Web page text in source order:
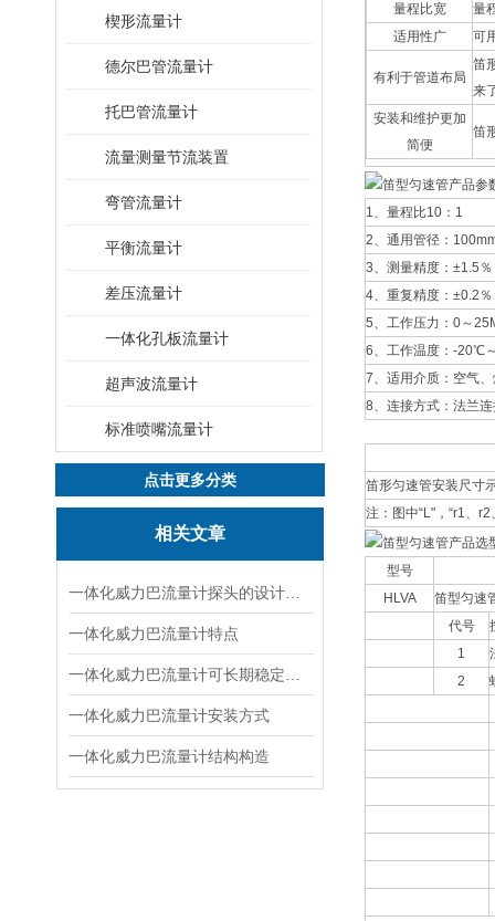
楔形流量计
德尔巴管流量计
托巴管流量计
流量测量节流装置
弯管流量计
平衡流量计
差压流量计
一体化孔板流量计
超声波流量计
标准喷嘴流量计
点击更多分类
相关文章
一体化威力巴流量计特点
一体化威力巴流量计安装方式
一体化威力巴流量计结构构造
量程比宽
量
适用性广
可
有利于管道布局
笛
来
安装和维护更加
简便
笛
1、量程比10：1
2、通用管径：
3、测量精度：±1.5％
4、重复精度：±0.2％
5、工作压力：0～
6、工作温度：-20℃
7、适用介质：空气
8、连接方式：法兰
笛形匀速管安装尺寸
注：图中“L"，“r1、
型号
HLVA
笛型匀速
代号
1
2